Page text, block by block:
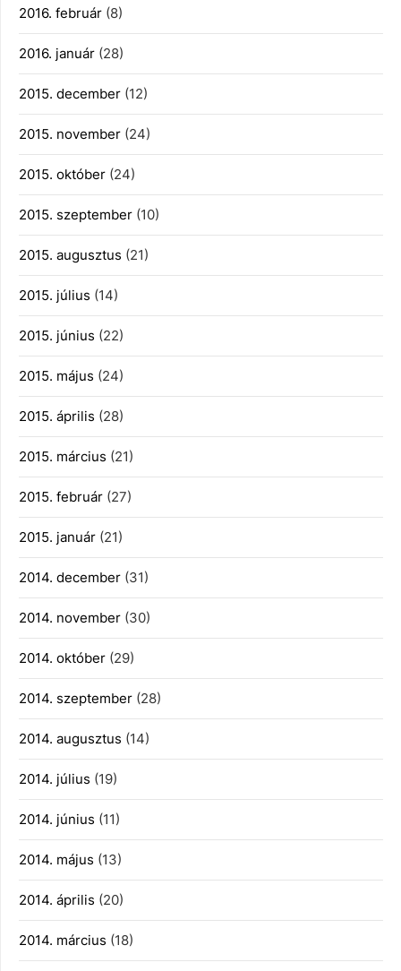
2016. február (8)
2016. január (28)
2015. december (12)
2015. november (24)
2015. október (24)
2015. szeptember (10)
2015. augusztus (21)
2015. július (14)
2015. június (22)
2015. május (24)
2015. április (28)
2015. március (21)
2015. február (27)
2015. január (21)
2014. december (31)
2014. november (30)
2014. október (29)
2014. szeptember (28)
2014. augusztus (14)
2014. július (19)
2014. június (11)
2014. május (13)
2014. április (20)
2014. március (18)